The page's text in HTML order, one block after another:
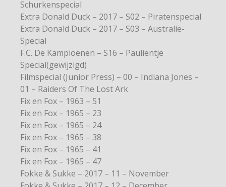
Schurkenspecial
Extra Donald Duck – 2017 – S02 – Piratenspecial
Extra Donald Duck – 2017 – S03 – Australië-
Special
F.C. De Kampioenen – S16 – Paulientje
Special(gewijzigd)
Filmspecial (Junior Press) – 00 – Indiana Jones –
01 – Raiders Of The Lost Ark
Fix en Fox – 1963 – 51
Fix en Fox – 1965 – 23
Fix en Fox – 1965 – 24
Fix en Fox – 1965 – 38
Fix en Fox – 1965 – 41
Fix en Fox – 1965 – 47
Fokke & Sukke – 2017 – 11 – November